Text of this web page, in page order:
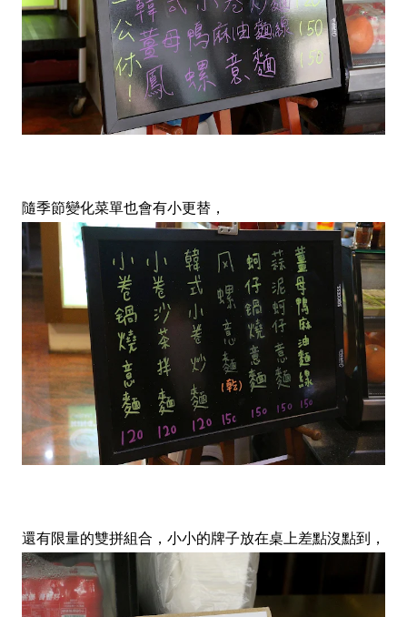
隨季節變化菜單也會有小更替，
還有限量的雙拼組合，小小的牌子放在桌上差點沒點到，